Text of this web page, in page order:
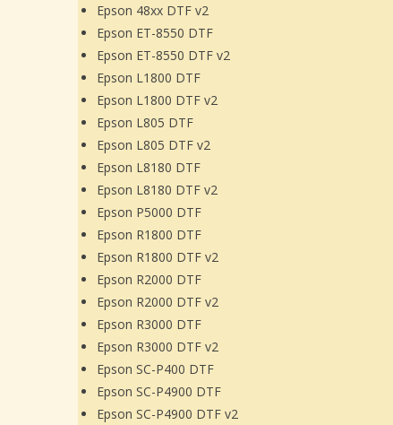
Epson 48xx DTF v2
Epson ET-8550 DTF
Epson ET-8550 DTF v2
Epson L1800 DTF
Epson L1800 DTF v2
Epson L805 DTF
Epson L805 DTF v2
Epson L8180 DTF
Epson L8180 DTF v2
Epson P5000 DTF
Epson R1800 DTF
Epson R1800 DTF v2
Epson R2000 DTF
Epson R2000 DTF v2
Epson R3000 DTF
Epson R3000 DTF v2
Epson SC-P400 DTF
Epson SC-P4900 DTF
Epson SC-P4900 DTF v2